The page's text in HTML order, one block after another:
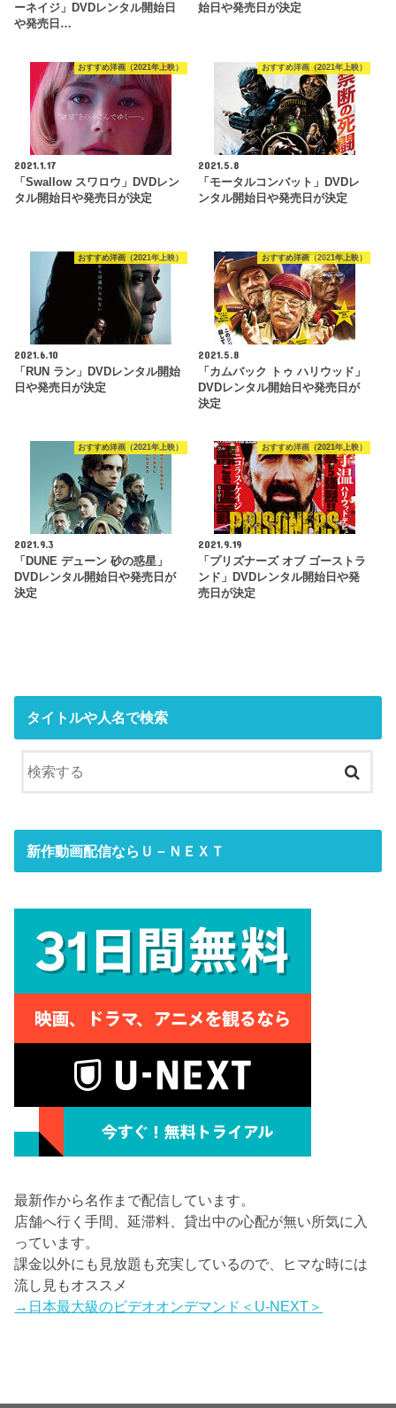
ーネイジ」DVDレンタル開始日
や発売日…
始日や発売日が決定
おすすめ洋画（2021年上映）
2021.1.17
「Swallow スワロウ」DVDレン
タル開始日や発売日が決定
おすすめ洋画（2021年上映）
2021.5.8
「モータルコンバット」DVDレ
ンタル開始日や発売日が決定
おすすめ洋画（2021年上映）
2021.6.10
「RUN ラン」DVDレンタル開始
日や発売日が決定
おすすめ洋画（2021年上映）
2021.5.8
「カムバック トゥ ハリウッド」
DVDレンタル開始日や発売日が
決定
おすすめ洋画（2021年上映）
2021.9.3
「DUNE デューン 砂の惑星」
DVDレンタル開始日や発売日が
決定
おすすめ洋画（2021年上映）
2021.9.19
「プリズナーズ オブ ゴーストラ
ンド」DVDレンタル開始日や発
売日が決定
タイトルや人名で検索
新作動画配信ならＵ－ＮＥＸＴ
最新作から名作まで配信しています。
店舗へ行く手間、延滞料、貸出中の心配が無い所気に入
っています。
課金以外にも見放題も充実しているので、ヒマな時には
流し見もオススメ
→日本最大級のビデオオンデマンド＜U-NEXT＞